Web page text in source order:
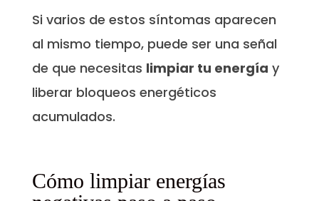
Si varios de estos síntomas aparecen
al mismo tiempo, puede ser una señal
de que necesitas limpiar tu energía y
liberar bloqueos energéticos
acumulados.
Cómo limpiar energías